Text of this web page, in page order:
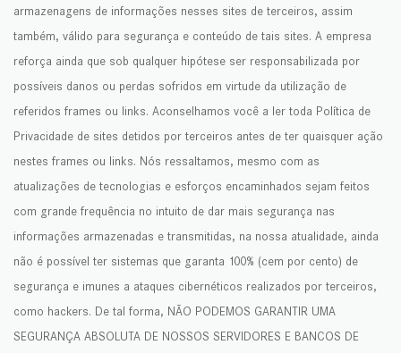
armazenagens de informações nesses sites de terceiros, assim
também, válido para segurança e conteúdo de tais sites. A empresa
reforça ainda que sob qualquer hipótese ser responsabilizada por
possíveis danos ou perdas sofridos em virtude da utilização de
referidos frames ou links. Aconselhamos você a ler toda Política de
Privacidade de sites detidos por terceiros antes de ter quaisquer ação
nestes frames ou links. Nós ressaltamos, mesmo com as
atualizações de tecnologias e esforços encaminhados sejam feitos
com grande frequência no intuito de dar mais segurança nas
informações armazenadas e transmitidas, na nossa atualidade, ainda
não é possível ter sistemas que garanta 100% (cem por cento) de
segurança e imunes a ataques cibernéticos realizados por terceiros,
como hackers. De tal forma, NÃO PODEMOS GARANTIR UMA
SEGURANÇA ABSOLUTA DE NOSSOS SERVIDORES E BANCOS DE